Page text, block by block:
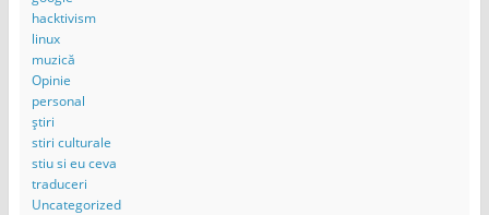
hacktivism
linux
muzică
Opinie
personal
știri
stiri culturale
stiu si eu ceva
traduceri
Uncategorized